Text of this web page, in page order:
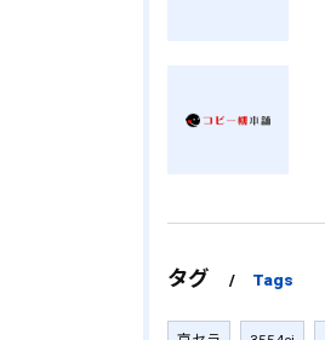
タグ Tags